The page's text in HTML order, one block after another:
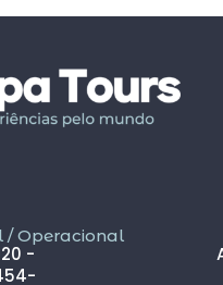
inclusos tipo
filas .
limpo , sem
com celular na
Sr.Gabriel em
encontramos um
.
/ Operacional
-